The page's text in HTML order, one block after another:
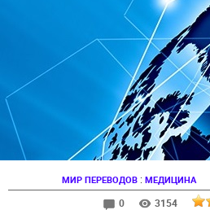
МИР ПЕРЕВОДОВ : МЕДИЦИНА
0
3154